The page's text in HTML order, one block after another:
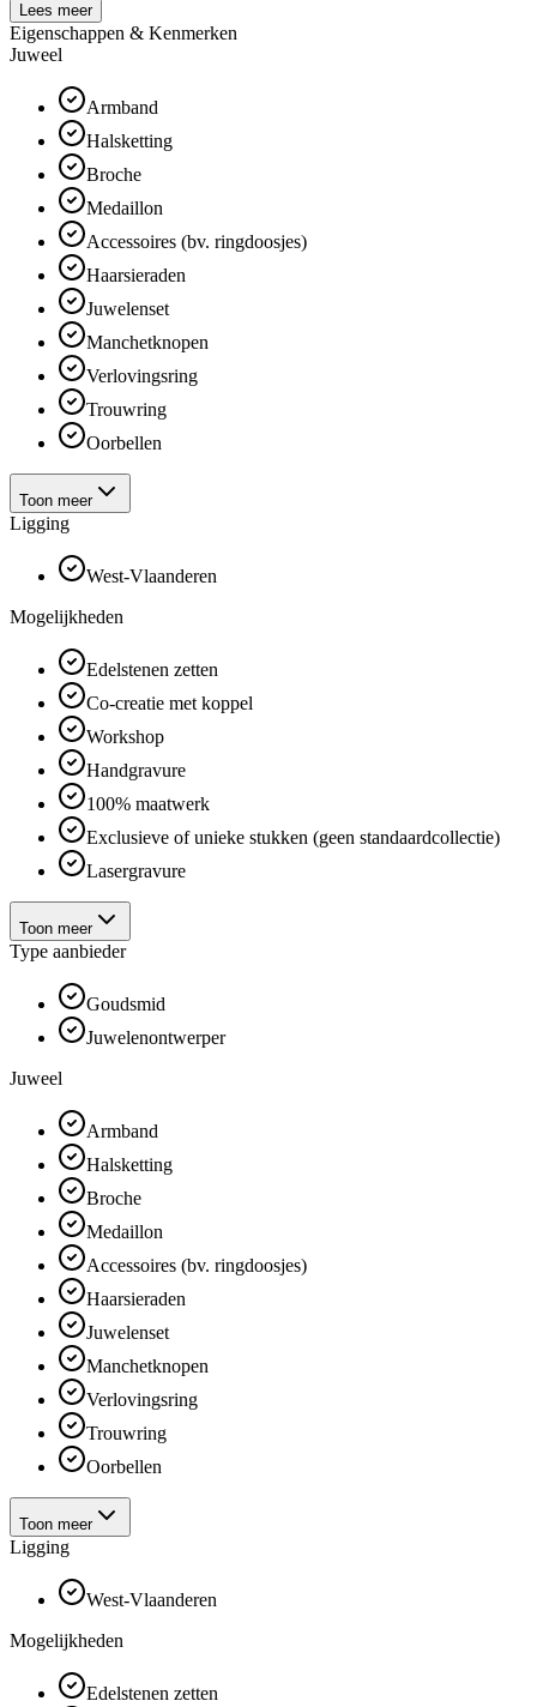
Lees meer
Eigenschappen & Kenmerken
Juweel
Armband
Halsketting
Broche
Medaillon
Accessoires (bv. ringdoosjes)
Haarsieraden
Juwelenset
Manchetknopen
Verlovingsring
Trouwring
Oorbellen
Toon meer
Ligging
West-Vlaanderen
Mogelijkheden
Edelstenen zetten
Co-creatie met koppel
Workshop
Handgravure
100% maatwerk
Exclusieve of unieke stukken (geen standaardcollectie)
Lasergravure
Toon meer
Type aanbieder
Goudsmid
Juwelenontwerper
Juweel
Armband
Halsketting
Broche
Medaillon
Accessoires (bv. ringdoosjes)
Haarsieraden
Juwelenset
Manchetknopen
Verlovingsring
Trouwring
Oorbellen
Toon meer
Ligging
West-Vlaanderen
Mogelijkheden
Edelstenen zetten